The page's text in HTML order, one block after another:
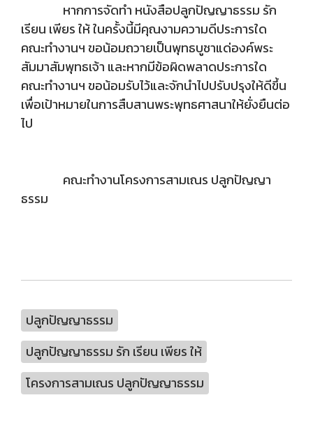
หากการจัดทำ หนังสือปลูกปัญญาธรรม รัก
เรียน เพียร ให้ ในครั้งนี้มีคุณงามความดีประการใด
คณะทำงานฯ ขอน้อมถวายเป็นพุทธบูชาแด่องค์พระ
สัมมาสัมพุทธเจ้า และหากมีข้อผิดพลาดประการใด
คณะทำงานฯ ขอน้อมรับไว้และจักนำไปปรับปรุงให้ดีขึ้น
เพื่อเป้าหมายในการสืบสานพระพุทธศาสนาให้ยั่งยืนต่อ
ไป
คณะทำงานโครงการสามเณร ปลูกปัญญา
ธรรม
ปลูกปัญญาธรรม
ปลูกปัญญาธรรม รัก เรียน เพียร ให้
โครงการสามเณร ปลูกปัญญาธรรม